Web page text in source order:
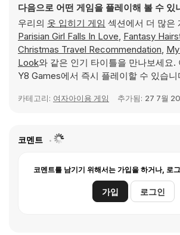
다음으로 어떤 게임을 플레이해 볼 수 있
우리의 옷 입히기 게임 섹션에서 더 많은
Parisian Girl Falls In Love, Fantasy
Christmas Travel Recommendation,
Look와 같은 인기 타이틀을 만나보세요.
Y8 Games에서 즉시 플레이할 수 있습니
카테고리: 여자아이용 게임 추가됨: 27 7월
코멘트
코멘트를 남기기 위해서는 가입을 하거나, 로
가입 로그인